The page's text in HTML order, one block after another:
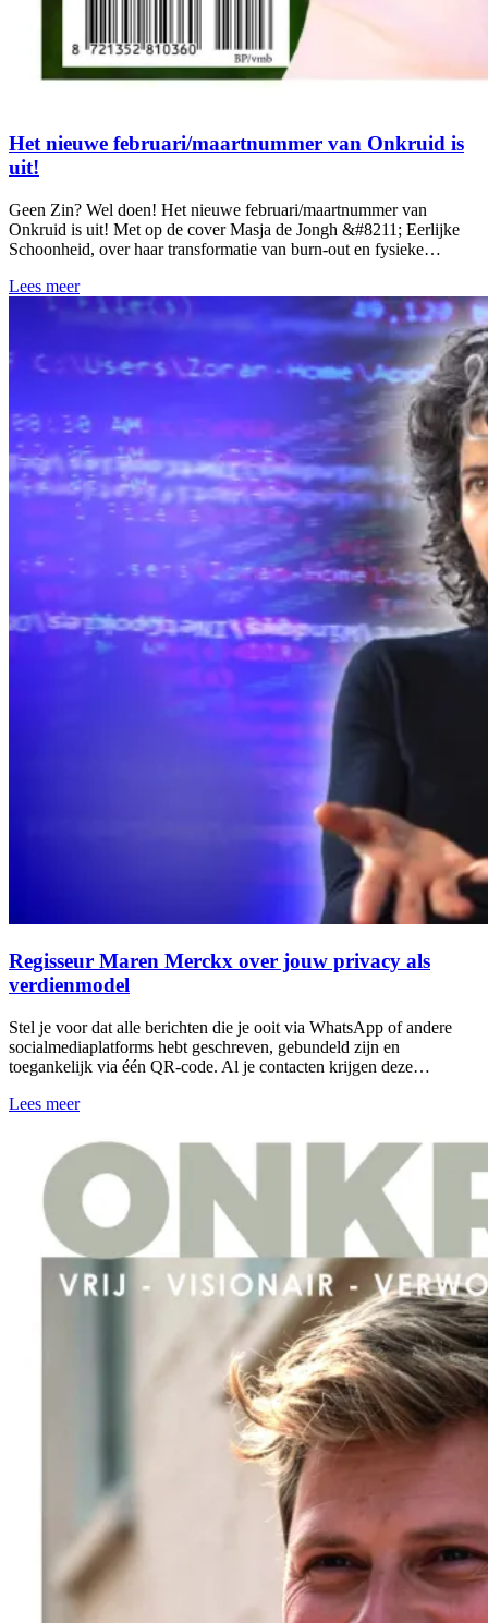
Het nieuwe februari/maartnummer van Onkruid is
uit!
Geen Zin? Wel doen! Het nieuwe februari/maartnummer van
Onkruid is uit! Met op de cover Masja de Jongh &#8211; Eerlijke
Schoonheid, over haar transformatie van burn-out en fysieke…
Lees meer
Regisseur Maren Merckx over jouw privacy als
verdienmodel
Stel je voor dat alle berichten die je ooit via WhatsApp of andere
socialmediaplatforms hebt geschreven, gebundeld zijn en
toegankelijk via één QR-code. Al je contacten krijgen deze…
Lees meer